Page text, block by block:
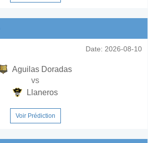
Date: 2026-08-10
Aguilas Doradas
vs
Llaneros
Voir Prédiction